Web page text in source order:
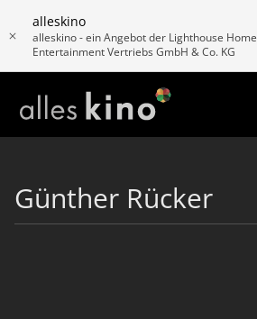
alleskino
alleskino - ein Angebot der Lighthouse Home
Entertainment Vertriebs GmbH & Co. KG
Günther Rücker